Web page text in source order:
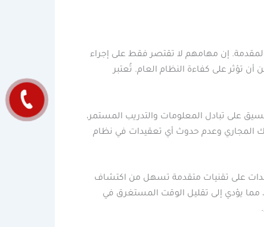
إن مهامهم لا تقتصر فقط على إجراء
تؤثر على كفاءة النظام العام. تُعتبر
على تبادل المعلومات والتدريب المستمر،
المجاري وعدم حدوث أي تعقيدات في نظام
على تقنيات متقدمة تسهل من اكتشاف
مما يؤدي إلى تقليل الوقت المستغرق في